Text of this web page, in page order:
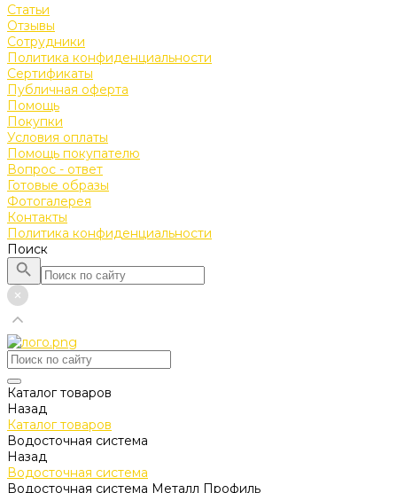
Статьи
Отзывы
Сотрудники
Политика конфиденциальности
Сертификаты
Публичная оферта
Помощь
Покупки
Условия оплаты
Помощь покупателю
Вопрос - ответ
Готовые образы
Фотогалерея
Контакты
Политика конфиденциальности
Поиск
Каталог товаров
Назад
Каталог товаров
Водосточная система
Назад
Водосточная система
Водосточная система Металл Профиль